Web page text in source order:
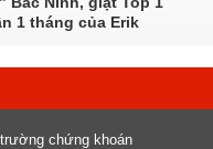
1 tháng của Erik
chứng khoán